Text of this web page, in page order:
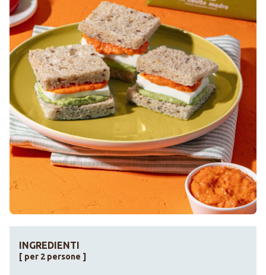
INGREDIENTI
[ per 2 persone ]